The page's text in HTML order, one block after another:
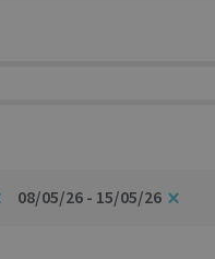
08/05/26 - 15/05/26